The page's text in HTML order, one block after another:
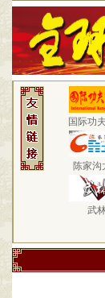
国际功
陈家沟
武